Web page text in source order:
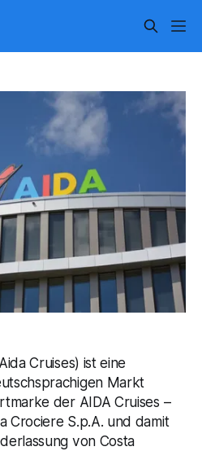
Cruises) ist eine
Markt
der AIDA Cruises –
Crociere S.p.A. und damit
von Costa